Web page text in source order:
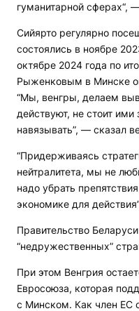
гуманитарной сферах“,
Сийярто регулярно
состоялись в ноябре
октябре 2024 года по
Рыженковым в Минске
“Мы, венгры, делаем
действуют, не стоит ими
навязывать”, — сказал
“Придерживаясь
нейтралитета, мы не
надо убрать
экономике для
Правительство
“недружественных”
При этом Венгрия
Евросоюза, которая
с Минском. Как член ЕС